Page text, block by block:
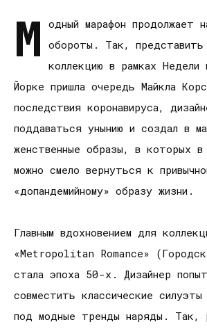
М одный марафон продолжает
обороты. Так, представить
коллекцию в рамках
Йорке пришла очередь Майкла
последствия коронавируса,
поддаваться унынию и создал в
женственные образы, в которых в
можно смело вернуться к
«допандемийному» образу жизни.
Главным вдохновением для
«Metropolitan Romance»
стала эпоха 50-х. Дизайнер
совместить классические
под модные тренды наряды. Так,